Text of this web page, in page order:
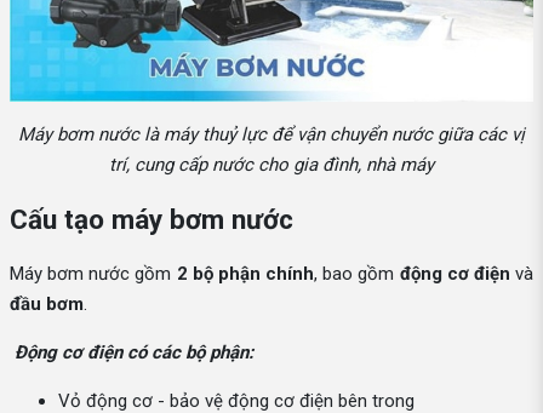
Máy bơm nước là máy thuỷ lực để vận chuyển nước giữa các vị
trí, cung cấp nước cho gia đình, nhà máy
Cấu tạo máy bơm nước
Máy bơm nước gồm 2 bộ phận chính, bao gồm động cơ điện và
đầu bơm
Động cơ điện có các bộ phận:
Vỏ động cơ - bảo vệ động cơ điện bên trong